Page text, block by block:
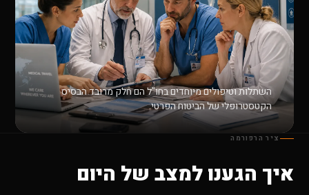
השתלות וטיפולים מיוחדים בחו"ל הם חלק מרובד הבסיס
הקטסטרופלי של הביטוח הפרטי.
ציר הרפורמה
איך הגענו למצב של היום